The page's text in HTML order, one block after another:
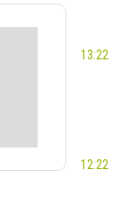
13:22
12:22